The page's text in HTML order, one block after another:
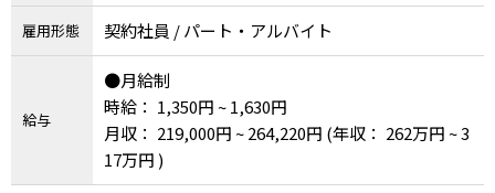
雇用形態 契約社員 / パート・アルバイト
給与
●月給制
時給： 1,350円 ~ 1,630円
月収： 219,000円 ~ 264,220円 (年収： 262万円 ~ 3
17万円 )